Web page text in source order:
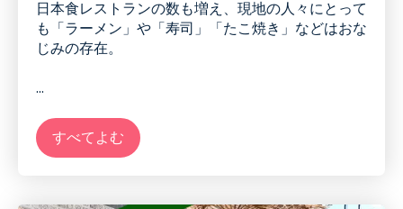
日本食レストランの数も増え、現地の人々にとって
も「ラーメン」や「寿司」「たこ焼き」などはおな
じみの存在。
...
すべてよむ